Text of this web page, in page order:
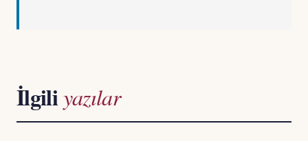
İlgiliyazılar